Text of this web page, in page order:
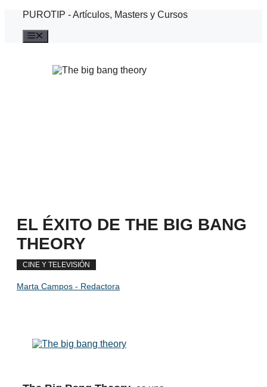
Saltar
contenido
PUROTIP - Artículos, Masters y Cursos
EL ÉXITO DE THE BIG BANG
THEORY
CINE Y TELEVISIÓN
Marta Campos - Redactora